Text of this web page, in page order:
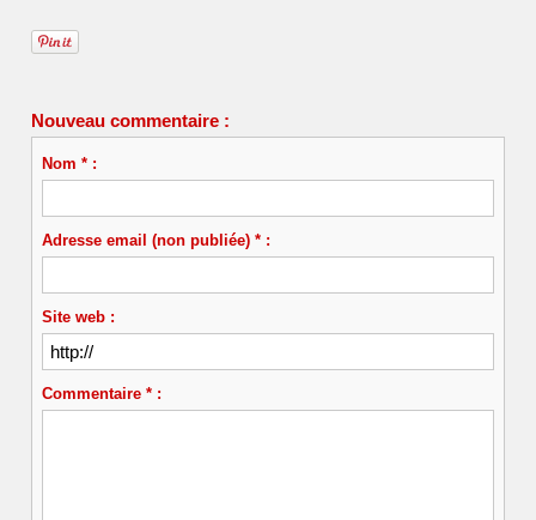
Nouveau commentaire :
Nom * :
Adresse email (non publiée) * :
Site web :
Commentaire * :